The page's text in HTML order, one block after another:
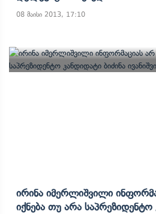
08 მაისი 2013, 17:10
Ირინა Იმერლიშვილი
Იქნება Თუ Არა Საპრეზიდენტო